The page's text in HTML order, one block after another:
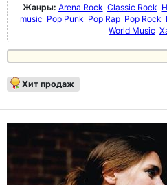
Жанры: Arena Rock Classic Rock
music Pop Punk Pop Rap Pop Rock
World Music
Хит продаж